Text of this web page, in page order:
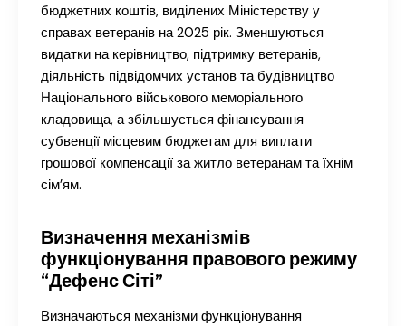
бюджетних коштів, виділених Міністерству у
справах ветеранів на 2025 рік. Зменшуються
видатки на керівництво, підтримку ветеранів,
діяльність підвідомчих установ та будівництво
Національного військового меморіального
кладовища, а збільшується фінансування
субвенції місцевим бюджетам для виплати
грошової компенсації за житло ветеранам та їхнім
сім’ям.
Визначення механізмів
функціонування правового режиму
“Дефенс Сіті”
Визначаються механізми функціонування